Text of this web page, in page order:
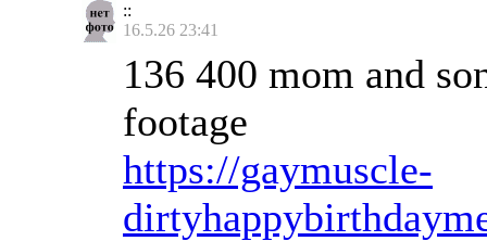
::
16.5.26 23:41
136 400 mom and
footage
https://gaymuscle-